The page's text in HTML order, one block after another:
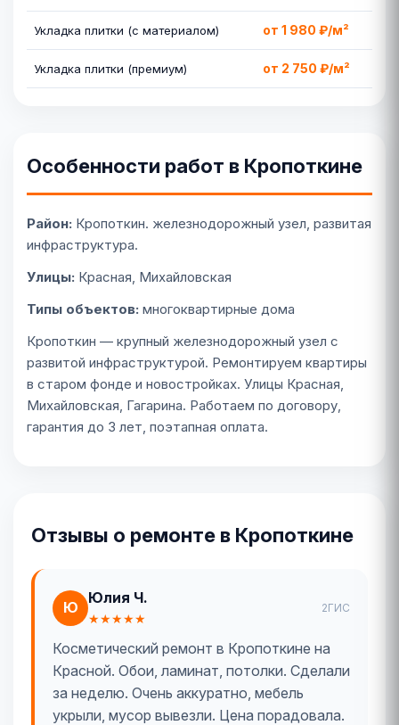
Укладка плитки (с материалом) от 1 980 ₽/м²
Укладка плитки (премиум) от 2 750 ₽/м²
Особенности работ в Кропоткине
Район: Кропоткин. железнодорожный узел, развитая
инфраструктура.
Улицы: Красная, Михайловская
Типы объектов: многоквартирные дома
Кропоткин — крупный железнодорожный узел с
развитой инфраструктурой. Ремонтируем квартиры
в старом фонде и новостройках. Улицы Красная,
Михайловская, Гагарина. Работаем по договору,
гарантия до 3 лет, поэтапная оплата.
Отзывы о ремонте в Кропоткине
Ю
Юлия Ч.
★★★★★
2ГИС
Косметический ремонт в Кропоткине на
Красной. Обои, ламинат, потолки. Сделали
за неделю. Очень аккуратно, мебель
укрыли, мусор вывезли. Цена порадовала.